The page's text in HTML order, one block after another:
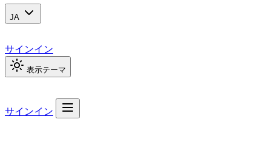
JA
サインイン
表示テーマ
サインイン